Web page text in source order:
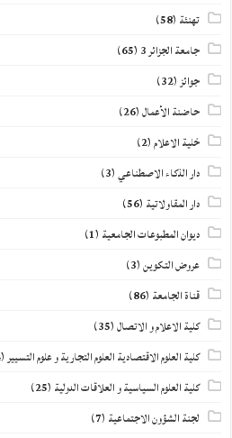
تهنئة (58)
جامعة الجزائر 3 (65)
جوائز(32)
حاضنة الأعمال(26)
خلية الاعلام(2)
دار الذكاء الاصطناعي(3)
دار المقاولاتية (56)
ديوان المطبوعات الجامعية (1)
عروض التكوين(3)
قناة الجامعة (86)
كلية الاعلام و الاتصال(35)
كلية العلوم الاقتصادية العلوم التجارية و علوم التسيير(54)
كلية العلوم السياسية و العلاقات الدولية (25)
لجنة الشؤون الاجتماعية (7)